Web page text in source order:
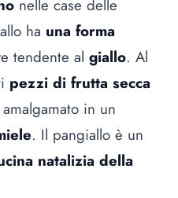
nelle case delle
ha una forma
tendente al giallo. Al
pezzi di frutta secca
in un
. Il pangiallo è un
natalizia della